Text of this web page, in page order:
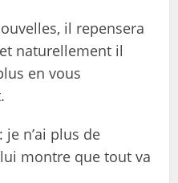
il repensera
naturellement il
en vous
: je n’ai plus de
montre que tout va